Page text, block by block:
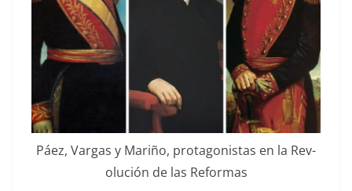
Páez, Var­gas y Mar­iño, pro­tag­o­nistas en la Rev­
olu­ción de las Reformas